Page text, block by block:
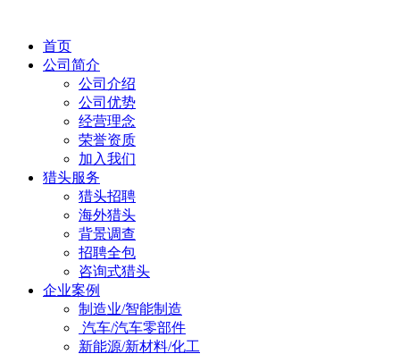
首页
公司简介
公司介绍
公司优势
经营理念
荣誉资质
加入我们
猎头服务
猎头招聘
海外猎头
背景调查
招聘全包
咨询式猎头
企业案例
制造业/智能制造
汽车/汽车零部件
新能源/新材料/化工